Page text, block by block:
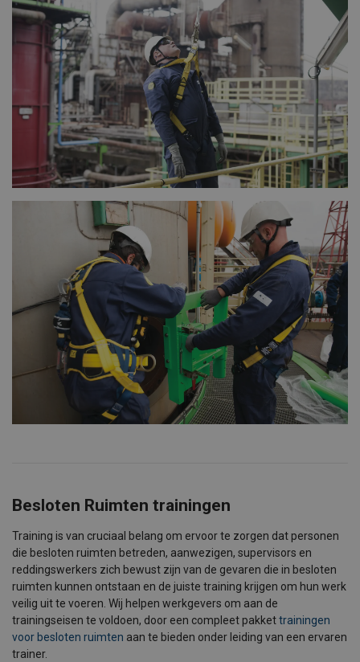
Besloten Ruimten trainingen
Training is van cruciaal belang om ervoor te zorgen dat personen
die besloten ruimten betreden, aanwezigen, supervisors en
reddingswerkers zich bewust zijn van de gevaren die in besloten
ruimten kunnen ontstaan en de juiste training krijgen om hun werk
veilig uit te voeren. Wij helpen werkgevers om aan de
trainingseisen te voldoen, door een compleet pakkettrainingen
voor besloten ruimten aan te bieden onder leiding van een ervaren
trainer.